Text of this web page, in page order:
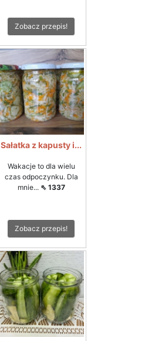
Zobacz przepis!
Sałatka z kapusty i...
Wakacje to dla wielu
czas odpoczynku. Dla
mnie... ⇖ 1337
Zobacz przepis!